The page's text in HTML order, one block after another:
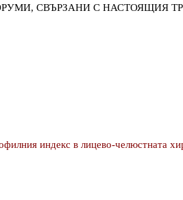
СВЪРЗАНИ С НАСТОЯЩИЯ
индекс в лицево-челюстната